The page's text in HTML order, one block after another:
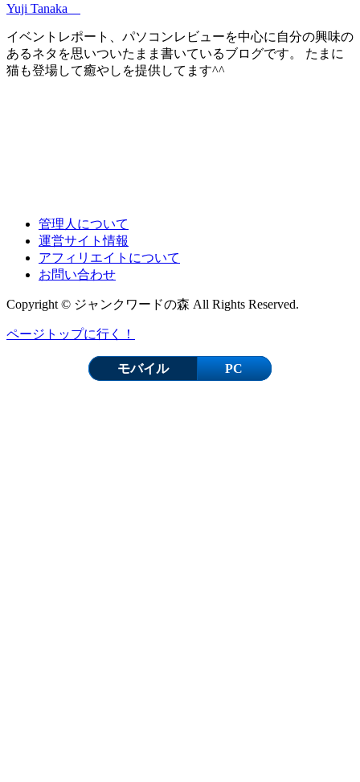
Yuji Tanaka
イベントレポート、パソコンレビューを中心に自分の興味の
あるネタを思いついたまま書いているブログです。 たまに
猫も登場して癒やしを提供してます^^
管理人について
運営サイト情報
アフィリエイトについて
お問い合わせ
Copyright © ジャンクワードの森 All Rights Reserved.
ページトップに行く！
モバイル PC